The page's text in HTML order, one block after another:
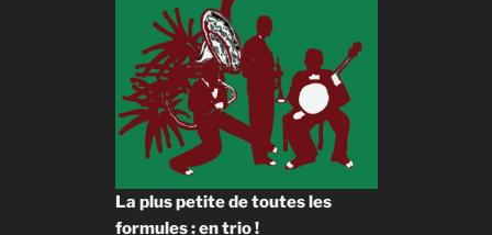
La plus petite de toutes les
formules : en trio !